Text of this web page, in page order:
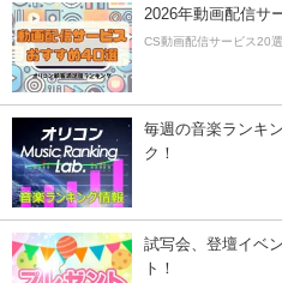
2026年動画配信サ
CS動画配信サービス20選
毎週の音楽ランキ
ク！
試写会、登壇イベ
ト！